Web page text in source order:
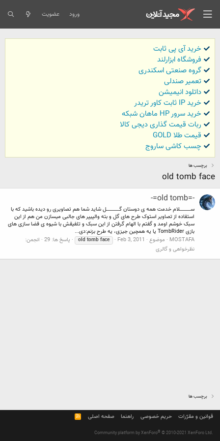
ورود عضویت
خرید آی پی ثابت
فروشگاه ابزارلند
گروه صنعتی اسکندری
تعمیر صندلی
داتلود انیمیشن
خرید IP ثابت کاور تریدر
خرید سرور HP ماهان شبکه
ربات قیمت گذاری دیجی کالا
قیمت طلا GOLD
چسب کاشی ساروج
برچسب ها
old tomb face
-=old tomb=-
ســـــــــــلام خدمت همه ی دوستان گـــــــــــــل شاید شما هم تصاویری رو دیده باشید که با
استفاده از تصاویر استوک طرح های گل و بته والپیپر های جالبی میسازن من هم از این
سبک خوشم اومد و گفتم با الهام گرفتن از این سبک و تلفیقش با شیوه ی فضا سازی های
بازی TombRider یا یه همچین جیزی، یه طرح بزنم:دی...
MOSTAFA
موضوع Feb 3, 2011
old tomb face پاسخ ها: 29
انجمن:
نظرخواهی و گالری
برچسب ها
قوانین و مقرّرات حریم خصوصی راهنما صفحه اصلی
R
S
Community platform by XenForo® © 2010-2021 XenForo Ltd.